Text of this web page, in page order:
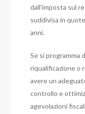
dall’imposta sul
suddivisa in
anni.
Se si
riqualificazione o
avere un
controllo e
agevolazioni